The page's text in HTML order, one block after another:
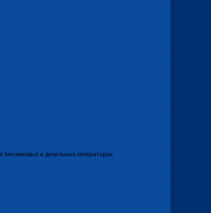
бензиновых и дизельных генераторах.